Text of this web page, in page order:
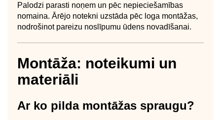
Palodzi parasti noņem un pēc nepieciešamības
nomaina. Ārējo notekni uzstāda pēc loga montāžas,
nodrošinot pareizu noslīpumu ūdens novadīšanai.
Montāža: noteikumi un
materiāli
Ar ko pilda montāžas spraugu?